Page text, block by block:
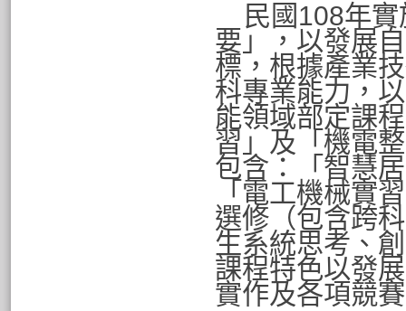
民國 108年實
要 」 ， 以發展
標 ， 根據產業
科專業能力 ，
能領域部定課
習」及「機電
包含 ：「 智慧
「電工機械實
選修 （包含跨
生系統思考、
課程特色以發
實作及各項競